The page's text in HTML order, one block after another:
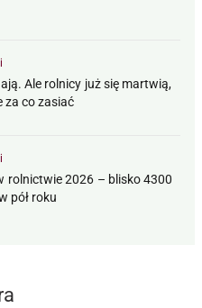
Ale rolnicy już się martwią,
za co zasiać
rolnictwie 2026 – blisko 4300
pół roku